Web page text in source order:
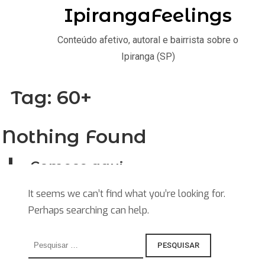
Comece aqui
Home
Stories
Explore
Tag: 60+
Nothing Found
It seems we can’t find what you’re looking for.
Perhaps searching can help.
Pesquisar
por:
IpirangaFeelings
Conteúdo afetivo, autoral e bairrista sobre o
Ipiranga (SP)